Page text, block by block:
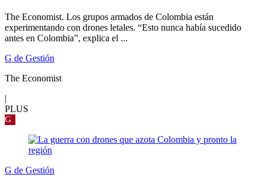
The Economist. Los grupos armados de Colombia están
experimentando con drones letales. “Esto nunca había sucedido
antes en Colombia”, explica el ...
G de Gestión
The Economist
|
PLUS
G
G de Gestión